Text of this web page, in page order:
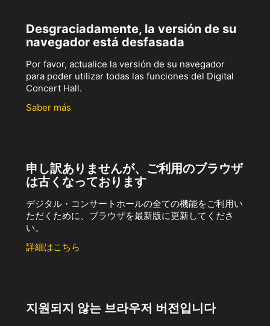
Desgraciadamente, la versión de su
navegador está desfasada
Por favor, actualice la versión de su navegador
para poder utilizar todas las funciones del Digital
Concert Hall.
Saber más
申し訳ありませんが、ご利用のブラウザ
は古くなっております
デジタル・コンサートホールの全ての機能をご利用い
ただくために、ブラウザを最新版に更新してくださ
い。
詳細はこちら
지원되지 않는 브라우저 버전입니다